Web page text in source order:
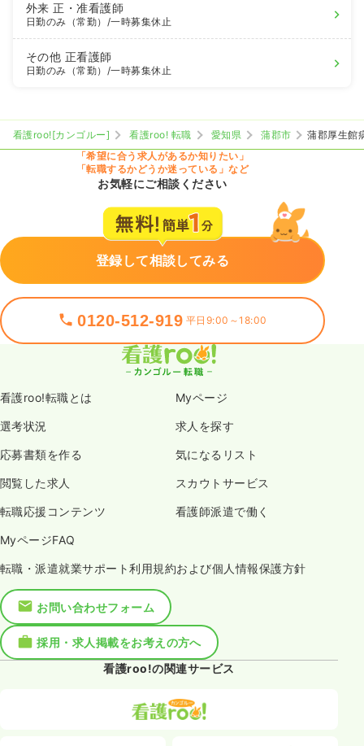
外来正・准看護師
日勤のみ（常勤） /一時募集休止
その他 正看護師
日勤のみ（常勤） /一時募集休止
看護roo![カンゴルー] 看護roo! 転職 愛知県 蒲郡市
蒲郡厚生館
「希望に合う求人があるか知りたい」
「転職するかどうか迷っている」など
お気軽にご相談ください
登録して相談してみる
0120-512-919 平日9:00～18:00
看護roo!転職とは Myページ
選考状況 求人を探す
応募書類を作る 気になるリスト
閲覧した求人 スカウトサービス
転職応援コンテンツ 看護師派遣で働く
MyページFAQ
転職・派遣就業サポート利用規約および個人情報保護方針
お問い合わせフォーム
採用・求人掲載をお考えの方へ
看護roo!の関連サービス